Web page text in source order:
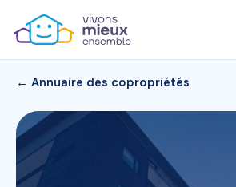
← Annuaire des copropriétés